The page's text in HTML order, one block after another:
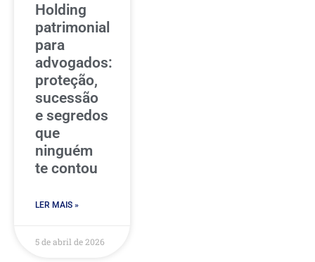
Holding
patrimonial
para
advogados:
proteção,
sucessão
e segredos
que
ninguém
te contou
LER MAIS »
5 de abril de 2026